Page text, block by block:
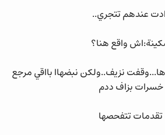
عندهم تتجري..
واقع هنا؟
نزيف..ولكن نبضهاا بااقي مرجع
خسرات بزاف ددم
تقدمات تتفحصها